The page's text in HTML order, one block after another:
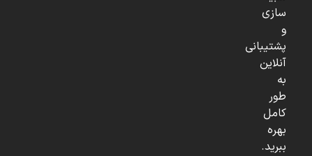
سازی
و
پشتیبانی
آنلاین
به
طور
کامل
بهره
ببرید.